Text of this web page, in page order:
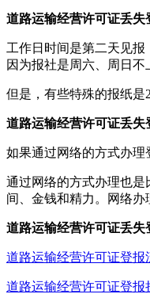
道路运输经营许可证丢失
工作日时间是第二天见报
因为报社是周六、周日
但是，有些特殊的报纸是
道路运输经营许可证丢失
如果通过网络的方式办理
通过网络的方式办理也
间、金钱和精力。网络办
道路运输经营许可证丢失
道路运输经营许可证登报
道路运输经营许可证登报